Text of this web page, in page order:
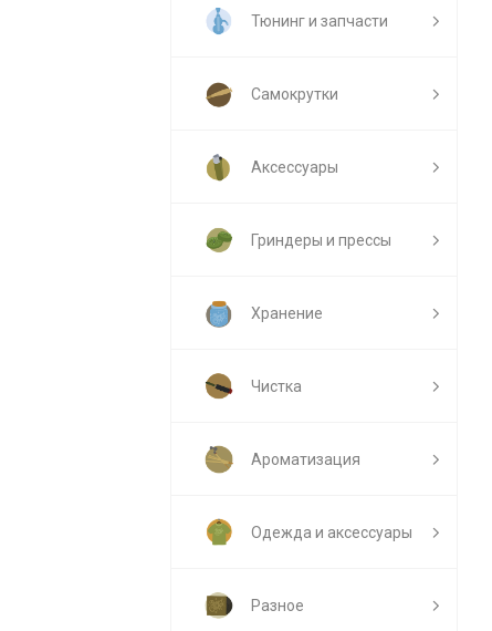
Тюнинг и запчасти
Самокрутки
Аксессуары
Гриндеры и прессы
Хранение
Чистка
Ароматизация
Одежда и аксессуары
Разное